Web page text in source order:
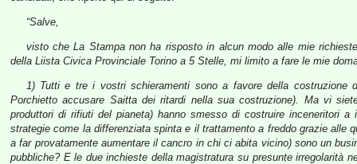
“Salve,
visto che La Stampa non ha risposto in alcun modo alle mie
della Liista Civica Provinciale Torino a 5 Stelle, mi limito a fare le mie
1) Tutti e tre i vostri schieramenti sono a favore della costruzione
Porchietto accusare Saitta dei ritardi nella sua costruzione). Ma vi
produttori di rifiuti del pianeta) hanno smesso di costruire inceneritori
strategie come la differenziata spinta e il trattamento a freddo grazie alle
a far provatamente aumentare il cancro in chi ci abita vicino) sono un
pubbliche? E le due inchieste della magistratura su presunte irregolarità